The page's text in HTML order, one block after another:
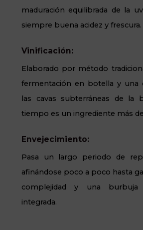
maduración equilibrada de la
siempre buena acidez y frescura.
Vinificación:
Elaborado por método
fermentación en botella y una
las cavas subterráneas de la
tiempo es un ingrediente más
Envejecimiento:
Pasa un largo periodo de
afinándose poco a poco hasta
complejidad y una burbuja
integrada.